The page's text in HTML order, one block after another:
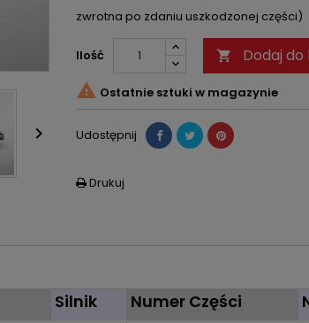

zwrotna po zdaniu uszkodzonej części)
Ilość  Dodaj do
 Ostatnie sztuki w magazynie
Udostępnij
 Drukuj
Silnik Numer Części